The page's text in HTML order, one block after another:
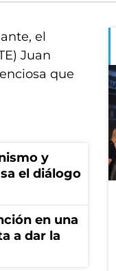
el
Juan
que
y
el diálogo
en una
a dar la